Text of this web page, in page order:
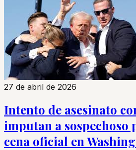
27 de abril de 2026
Intento de asesinato
imputan a sospechoso
cena oficial en